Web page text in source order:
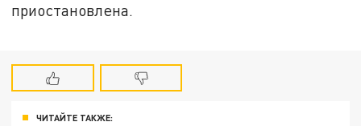
приостановлена.
ЧИТАЙТЕ ТАКЖЕ: